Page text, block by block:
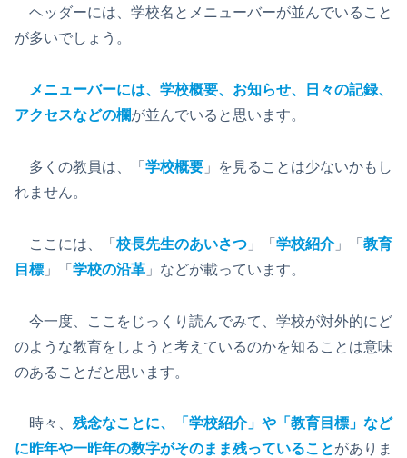
ヘッダーには、学校名とメニューバーが並んでいること
が多いでしょう。
メニューバーには、学校概要、お知らせ、日々の記録、
アクセスなどの欄が並んでいると思います。
多くの教員は、「 学校概要 」を見ることは少ないかもし
れません。
ここには、「 校長先生のあいさつ 」「 学校紹介」「 教育
目標 」「 学校の沿革 」などが載っています。
今一度、ここをじっくり読んでみて、学校が対外的にど
のような教育をしようと考えているのかを知ることは意味
のあることだと思います。
時々、 残念なことに、「学校紹介」や「教育目標」など
に昨年や一昨年の数字がそのまま残っていることがありま